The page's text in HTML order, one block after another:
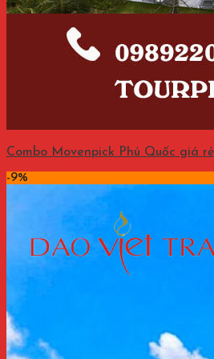
Combo Movenpick Phú Quốc giá
-9%